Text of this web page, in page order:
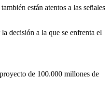
están atentos a las señales
decisión a la que se enfrenta el
de 100.000 millones de